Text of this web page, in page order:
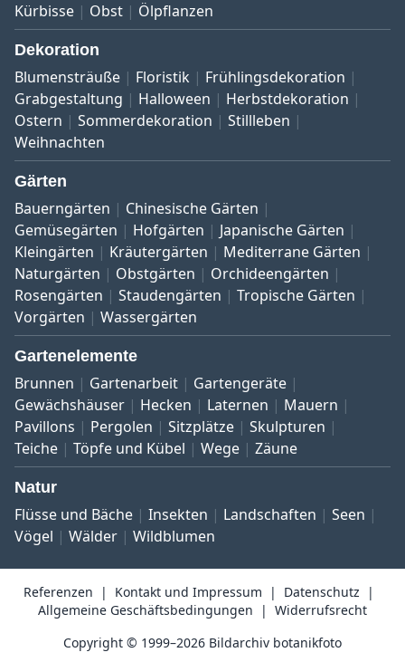
Kürbisse
Obst Ölpflanzen
Dekoration
Blumensträuße Floristik
Frühlingsdekoration
Grabgestaltung
Halloween
Herbstdekoration
Ostern
Sommerdekoration
Stillleben
Weihnachten
Gärten
Bauerngärten
Chinesische Gärten
Gemüsegärten
Hofgärten
Japanische Gärten
Kleingärten
Kräutergärten
Mediterrane Gärten
Naturgärten
Obstgärten
Orchideengärten
Rosengärten
Staudengärten
Tropische Gärten
Vorgärten
Wassergärten
Gartenelemente
Brunnen Gartenarbeit
Gartengeräte
Gewächshäuser
Hecken Laternen
Mauern
Pavillons
Pergolen Sitzplätze
Skulpturen
Teiche
Töpfe und Kübel Wege Zäune
Natur
Flüsse und Bäche Insekten Landschaften
Seen
Vögel
Wälder Wildblumen
Referenzen Kontakt und Impressum
Datenschutz
Allgemeine Geschäftsbedingungen
Widerrufsrecht
Copyright © 1999–2026 Bildarchiv botanikfoto